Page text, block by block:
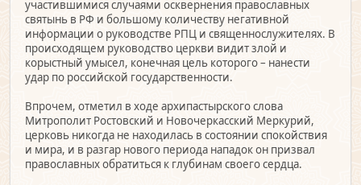
участившимися случаями осквернения православных
святынь в РФ и большому количеству негативной
информации о руководстве РПЦ и священнослужителях. В
происходящем руководство церкви видит злой и
корыстный умысел, конечная цель которого – нанести
удар по российской государственности.
Впрочем, отметил в ходе архипастырского слова
Митрополит Ростовский и Новочеркасский Меркурий,
церковь никогда не находилась в состоянии спокойствия
и мира, и в разгар нового периода нападок он призвал
православных обратиться к глубинам своего сердца.